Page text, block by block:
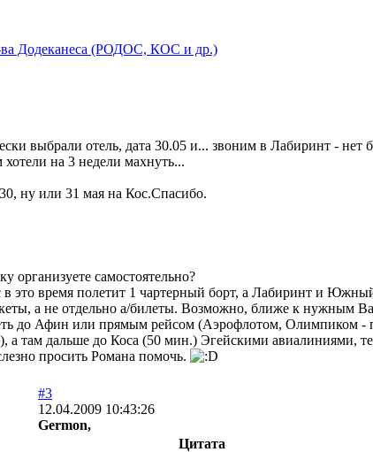
Додеканеса (РОДОС, КОС и др.)
выбрали отель, дата 30.05 и... звоним в Лабиринт -
на 3 недели махнуть...
ну или 31 мая на Кос.Спасибо.
организуете самостоятельно?
в это время полетит 1 чартерный борт, а Лабиринт и
а не отдельно а/билеты. Возможно, ближе к нужным
до Афин или прямым рейсом (Аэрофлотом, Олимпиком
а там дальше до Коса (50 мин.) Эгейскими авиалиниями,
просить Романа помочь.
#3
12.04.2009 10:43:26
Germon,
Цитата